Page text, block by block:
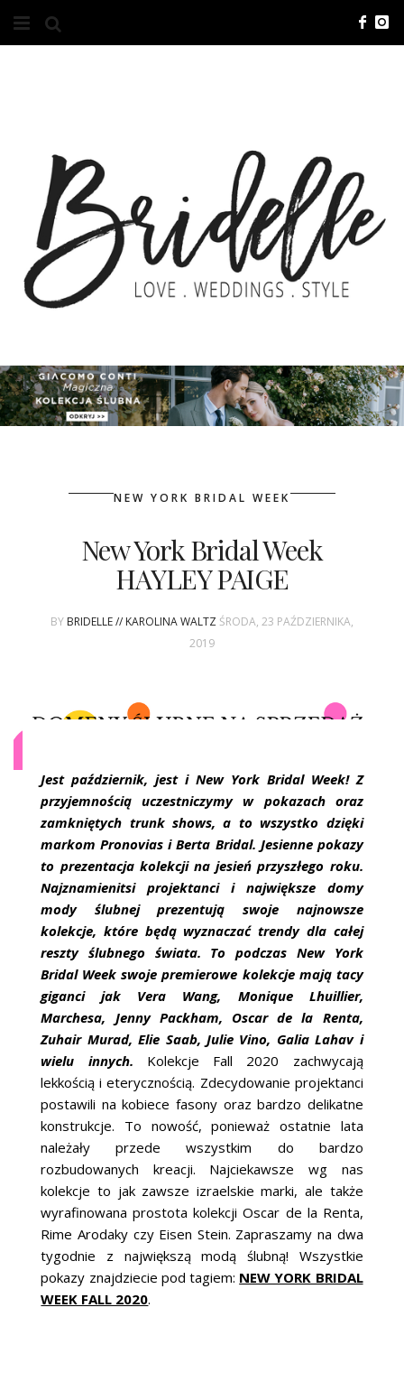
O NAS
KONTAKT
REKLAMA
ADVERTISING
ZGŁOSZENIA
{HOT SEXY BEST}
BRI GROUP
ŚLUBNE STYLE
MAGAZYNY
ARCHIWUM
NEW YORK BRIDAL WEEK
New York Bridal Week
HAYLEY PAIGE
BY BRIDELLE // KAROLINA WALTZ ŚRODA, 23 PAŹDZIERNIKA,
2019
Jest październik, jest i New York Bridal Week! Z
przyjemnością uczestniczymy w pokazach oraz
zamkniętych trunk shows, a to wszystko dzięki
markom Pronovias i Berta Bridal. Jesienne pokazy
to prezentacja kolekcji na jesień przyszłego roku.
Najznamienitsi projektanci i największe domy
mody ślubnej prezentują swoje najnowsze
kolekcje, które będą wyznaczać trendy dla całej
reszty ślubnego świata. To podczas New York
Bridal Week swoje premierowe kolekcje mają tacy
giganci jak Vera Wang, Monique Lhuillier,
Marchesa, Jenny Packham, Oscar de la Renta,
Zuhair Murad, Elie Saab, Julie Vino, Galia Lahav i
wielu innych. Kolekcje Fall 2020 zachwycają
lekkością i eterycznością. Zdecydowanie projektanci
postawili na kobiece fasony oraz bardzo delikatne
konstrukcje. To nowość, ponieważ ostatnie lata
należały przede wszystkim do bardzo
rozbudowanych kreacji. Najciekawsze wg nas
kolekcje to jak zawsze izraelskie marki, ale także
wyrafinowana prostota kolekcji Oscar de la Renta,
Rime Arodaky czy Eisen Stein. Zapraszamy na dwa
tygodnie z największą modą ślubną! Wszystkie
pokazy znajdziecie pod tagiem: NEW YORK BRIDAL
WEEK FALL 2020.